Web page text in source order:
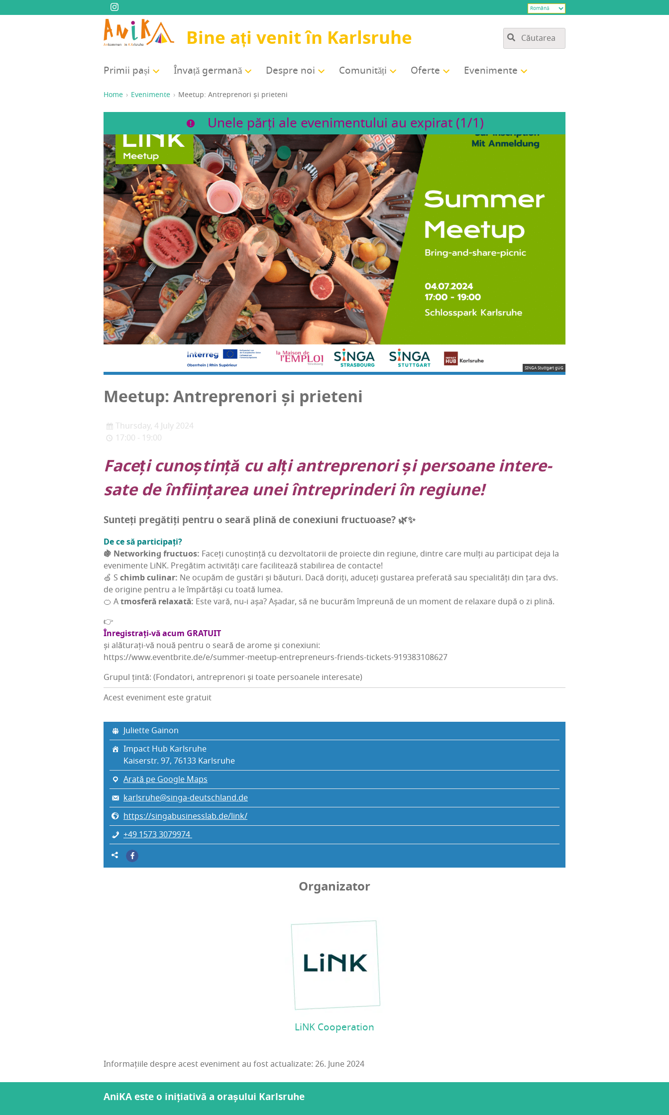
Bine ați venit în Karlsruhe
Pri­mii pași Înva­ță germană Des­pre noi Comu­ni­tăți Ofer­te Eve­ni­men­te
Home Evenimente Mee­tup: Antre­pre­nori și prieteni
Unele părți ale evenimentului au expirat (1/1)
SINGA Stuttgart gUG
Mee­tup: Antre­pre­nori și prieteni
Thursday, 4 July 2024
17:00 - 19:00
Faceți cunoș­tin­ță cu alți antre­pre­nori și per­soa­ne inte­re­
sa­te de înfi­in­ța­rea unei între­prin­deri în regiune!
Sun­teți pre­gă­tiți pen­tru o sea­ră pli­nă de con­e­xiuni fructuoase? 🌿✨
De ce să participați?
🍇 Networ­king fruc­tu­os: Faceți cunoș­tin­ță cu dezvol­ta­to­rii de pro­iec­te din regiu­ne, din­tre care mulți au par­ti­ci­pat deja la
eve­ni­men­te LiNK. Pre­gă­tim acti­vi­tăți care faci­li­tea­ză sta­bi­li­rea de contacte!
🍏 S chimb culi­nar: Ne ocu­păm de gus­tări și bău­turi. Dacă doriți, adu­ceți gus­ta­rea pre­fe­ra­tă sau spe­cia­li­tăți din țara dvs.
de ori­gi­ne pen­tru a le împăr­tăși cu toa­tă lumea.
🍊 Atmosfe­ră rela­xa­tă: Este vară, nu‑i așa? Așa­dar, să ne bucu­răm împre­u­nă de un moment de rela­xa­re după o zi plină.
👉
Înre­gis­trați-vă acum GRATUIT
și ală­tu­rați-vă nouă pen­tru o sea­ră de aro­me și conexiuni:
https://www.eventbrite.de/e/summer-meetup-entrepreneurs-friends-tickets-919383108627
Grupul țintă: (Fondatori, antreprenori și toate persoanele interesate)
Acest eveniment este gratuit
Juli­et­te Gainon
Impact Hub Karlsruhe
Kai­ser­str. 97, 76133 Karl­sru­he
Arată pe Google Maps
karlsruhe@singa-deutschland.de
https://singabusinesslab.de/link/
+49 1573 3079974
Organizator
LiNK Cooperation
Informațiile despre acest eveniment au fost actualizate: 26. June 2024
AniKA este o inițiativă a orașului Karlsruhe